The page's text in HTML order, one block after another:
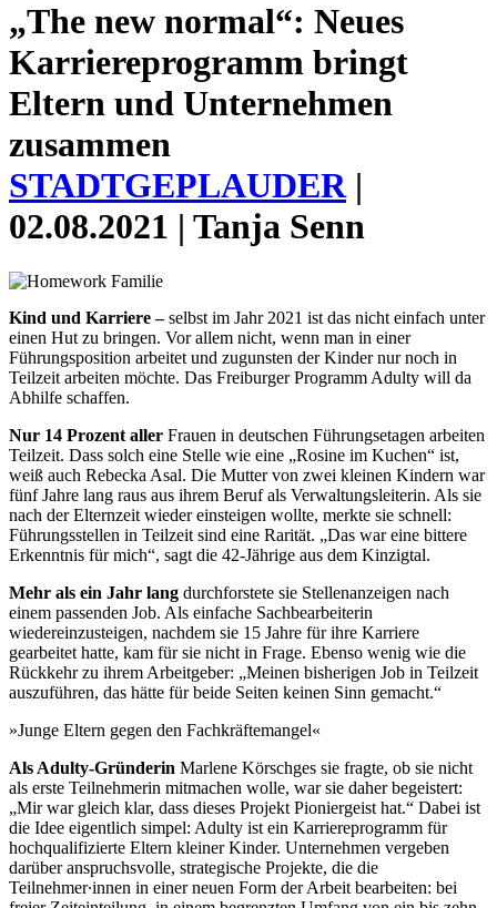
„The new normal“: Neues
Karriereprogramm bringt
Eltern und Unternehmen
zusammen
STADTGEPLAUDER|
02.08.2021 | Tanja Senn
Kind und Karriere –selbst im Jahr 2021 ist das nicht einfach unter
einen Hut zu bringen. Vor allem nicht, wenn man in einer
Führungsposition arbeitet und zugunsten der Kinder nur noch in
Teilzeit arbeiten möchte. Das Freiburger Programm Adulty will da
Abhilfe schaffen.
Nur 14 Prozent aller Frauen in deutschen Führungsetagen arbeiten
Teilzeit. Dass solch eine Stelle wie eine „Rosine im Kuchen“ ist,
weiß auch Rebecka Asal. Die Mutter von zwei kleinen Kindern war
fünf Jahre lang raus aus ihrem Beruf als Verwaltungsleiterin. Als sie
nach der Elternzeit wieder einsteigen wollte, merkte sie schnell:
Führungsstellen in Teilzeit sind eine Rarität. „Das war eine bittere
Erkenntnis für mich“, sagt die 42-Jährige aus dem Kinzigtal.
Mehr als ein Jahr lang durchforstete sie Stellenanzeigen nach
einem passenden Job. Als einfache Sachbearbeiterin
wiedereinzusteigen, nachdem sie 15 Jahre für ihre Karriere
gearbeitet hatte, kam für sie nicht in Frage. Ebenso wenig wie die
Rückkehr zu ihrem Arbeitgeber: „Meinen bisherigen Job in Teilzeit
auszuführen, das hätte für beide Seiten keinen Sinn gemacht.“
»Junge Eltern gegen den Fachkräftemangel«
Als Adulty-Gründerin Marlene Körschges sie fragte, ob sie nicht
als erste Teilnehmerin mitmachen wolle, war sie daher begeistert:
„Mir war gleich klar, dass dieses Projekt Pioniergeist hat.“ Dabei ist
die Idee eigentlich simpel: Adulty ist ein Karriereprogramm für
hochqualifizierte Eltern kleiner Kinder. Unternehmen vergeben
darüber anspruchsvolle, strategische Projekte, die die
Teilnehmer∙innen in einer neuen Form der Arbeit bearbeiten: bei